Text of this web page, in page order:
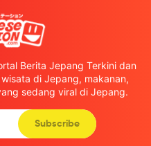
Berita Jepang Terkini dan
di Jepang, makanan,
sedang viral di Jepang.
Subscribe